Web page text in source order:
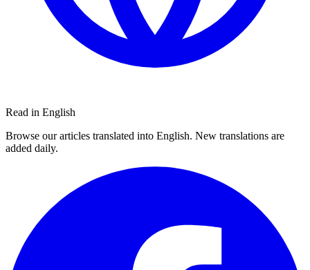
Read in English
Browse our articles translated into English. New translations are
added daily.